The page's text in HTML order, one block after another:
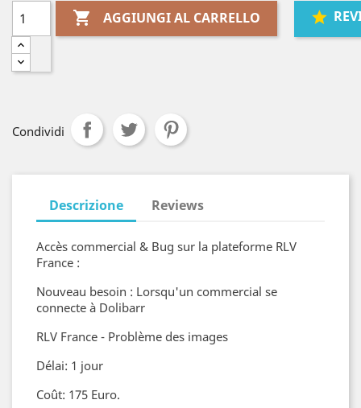
 AGGIUNGI AL CARRELLO
Condividi
Descrizione Reviews
Accès commercial & Bug sur la plateforme RLV
France :
Nouveau besoin : Lorsqu'un commercial se
connecte à Dolibarr
RLV France - Problème des images
Délai: 1 jour
Coût: 175 Euro.